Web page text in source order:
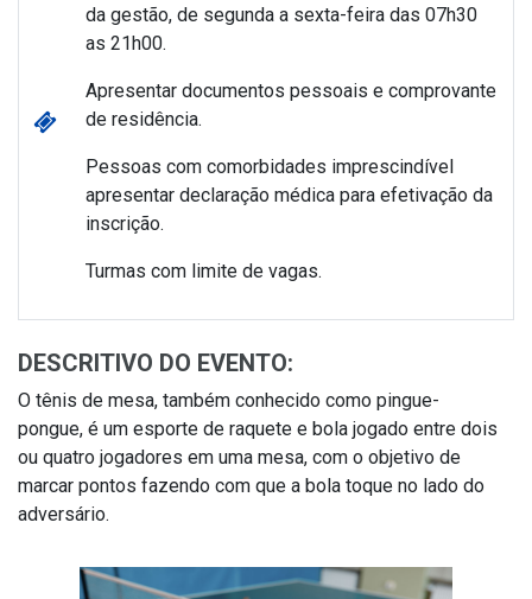
da gestão, de segunda a sexta-feira das 07h30
as 21h00.
Apresentar documentos pessoais e comprovante
de residência.
Pessoas com comorbidades imprescindível
apresentar declaração médica para efetivação da
inscrição.
Turmas com limite de vagas.
DESCRITIVO DO EVENTO:
O tênis de mesa, também conhecido como pingue-
pongue, é um esporte de raquete e bola jogado entre dois
ou quatro jogadores em uma mesa, com o objetivo de
marcar pontos fazendo com que a bola toque no lado do
adversário.